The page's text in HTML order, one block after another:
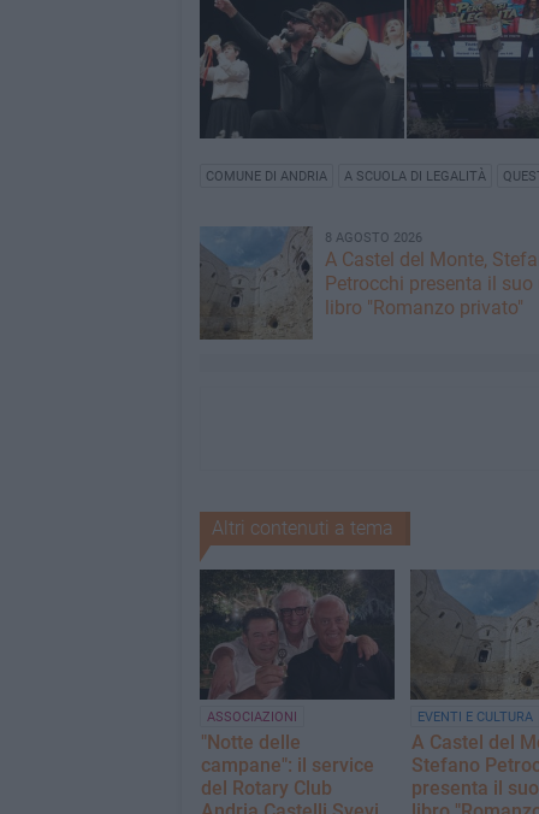
COMUNE DI ANDRIA A SCUOLA DI LEGALITÀ
8 AGOSTO 2026
A Castel del Monte,
Petrocchi presenta il
libro "Romanzo privato"
Altri contenuti a tema
ASSOCIAZIONI
"Notte delle
campane": il service
del Rotary Club
EVENTI E CULTURA
A Castel del
Stefano
presenta il